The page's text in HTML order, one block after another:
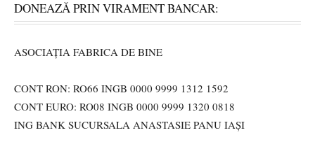
DONEAZĂ PRIN VIRAMENT BANCAR:
ASOCIAȚIA FABRICA DE BINE
CONT RON: RO66 INGB 0000 9999 1312 1592
CONT EURO: RO08 INGB 0000 9999 1320 0818
ING BANK SUCURSALA ANASTASIE PANU IAȘI